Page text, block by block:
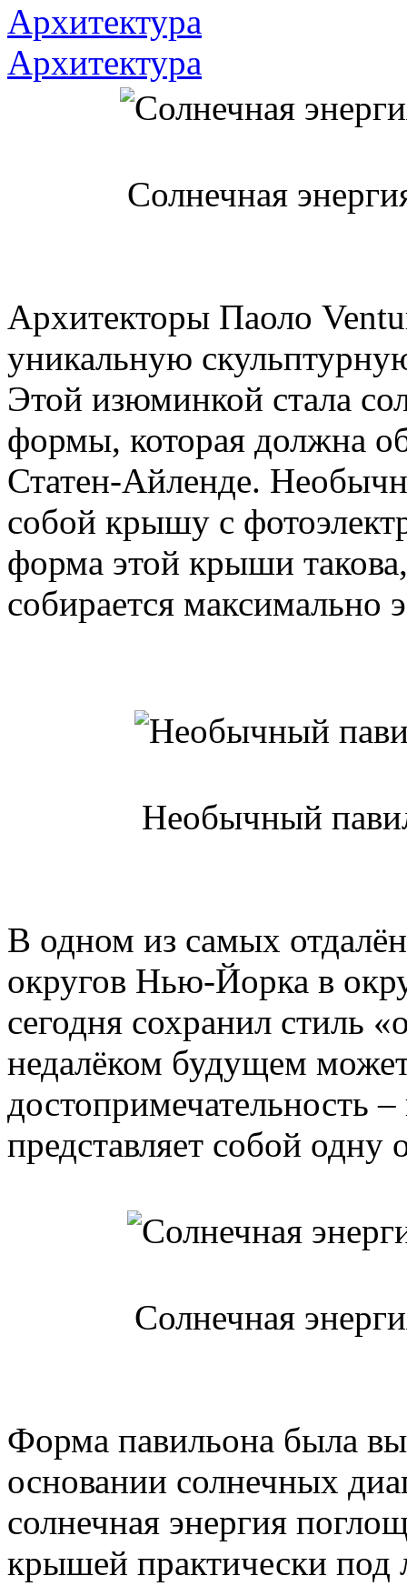
Архитектура
Архитектура
Солнечная
Архитекторы Паоло
уникальную
Этой изюминкой стала
формы, которая должна
Статен-Айленде.
собой крышу с
форма этой крыши
собирается максимально
Необычный
В одном из самых
округов Нью-Йорка в
сегодня сохранил стиль
недалёком будущем
достопримечательность
представляет собой
Солнечная
Форма павильона была
основании солнечных
солнечная энергия
крышей практически